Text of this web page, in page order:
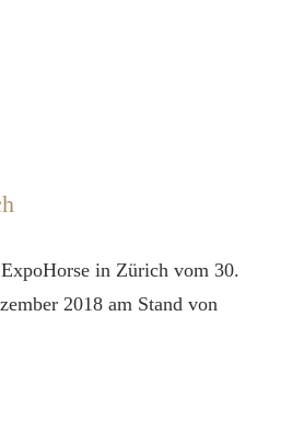
in Zürich vom 30.
2018 am Stand von